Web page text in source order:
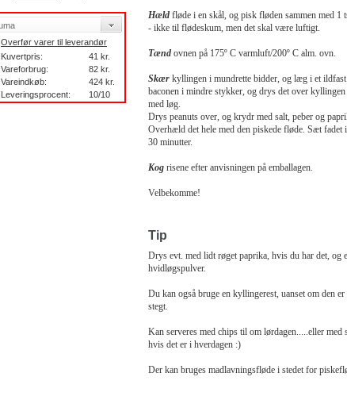
Overfør varer til leverandør
Kuvertpris:
41 kr.
Vareforbrug:
82 kr.
Vareindkøb:
424 kr.
Leveringsprocent:
10/10
Hæld fløde i en skål, og pisk fløden sammen med 1
- ikke til flødeskum, men det skal være luftigt.
Tænd ovnen på 175º C varmluft/200º C alm. ovn.
Skær kyllingen i mundrette bidder, og læg i et
baconen i mindre stykker, og drys det over kyllingen
med løg.
Drys peanuts over, og krydr med salt, peber og
Overhæld det hele med den piskede fløde. Sæt fadet
30 minutter.
Kog risene efter anvisningen på emballagen.
Velbekomme!
Tip
Drys evt. med lidt røget paprika, hvis du har det, og
hvidløgspulver.
Du kan også bruge en kyllingerest, uanset om den
stegt.
Kan serveres med chips til om lørdagen.....eller med
hvis det er i hverdagen :)
Der kan bruges madlavningsfløde i stedet for